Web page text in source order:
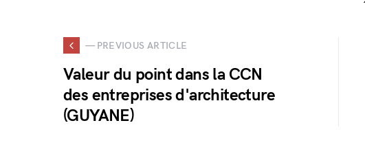
— PREVIOUS ARTICLE
Valeur du point dans la CCN
des entreprises d'architecture
(GUYANE)